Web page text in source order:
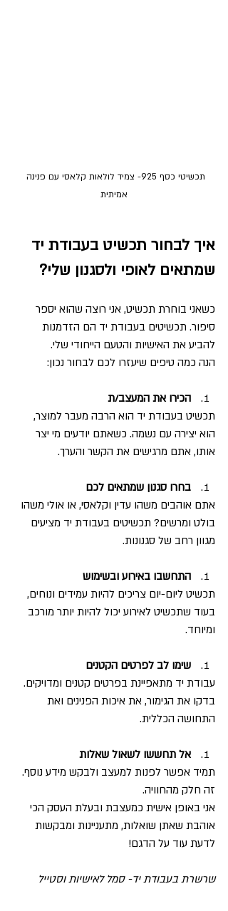
תכשיטי כסף 925- צמיד לולאות קלאסי עם פנינה
אמיתית
איך לבחור תכשיט בעבודת יד
שמתאים לאופי ולסגנון שלי?
כשאני בוחרת תכשיט, אני רוצה שהוא יספר
סיפור. תכשיטים בעבודת יד הם הזדמנות
להביע את האישיות והטעם הייחודי שלי.
הנה כמה טיפים שיעזרו לכם לבחור נכון:
הכירו את המעצב/ת
תכשיט בעבודת יד הוא הרבה מעבר למוצר,
הוא יצירה עם נשמה. כשאתם יודעים מי יצר
אותו, אתם מרגישים את הקשר והערך.
בחרו סגנון שמתאים לכם
אתם אוהבים משהו עדין וקלאסי, או אולי משהו
בולט ומרשים? תכשיטים בעבודת יד מציעים
מגוון רחב של סגנונות.
התחשבו באירוע ובשימוש
תכשיט ליום-יום צריכים להיות עמידים ונוחים,
בעוד שתכשיט לאירוע יכול להיות יותר מורכב
ומיוחד.
שימו לב לפרטים הקטנים
עבודת יד מתאפיינת בפרטים קטנים ומדויקים.
בדקו את הגימור, את איכות הפנינים ואת
התחושה הכללית.
אל תחששו לשאול שאלות
תמיד אפשר לפנות למעצב ולבקש מידע נוסף.
זה חלק מהחוויה.
אני באופן אישית כמעצבת ובעלת העסק הכי
אוהבת שאתן שואלות, מתעניינות ומבקשות
לדעת עוד על הדגם!
שרשרת בעבודת יד- סמל לאישיות וסטייל